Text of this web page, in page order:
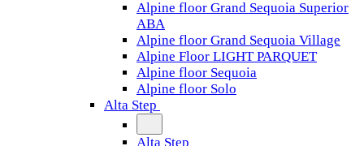
Alpine floor Grand Sequoia Superior
ABA
Alpine floor Grand Sequoia Village
Alpine Floor LIGHT PARQUET
Alpine floor Sequoia
Alpine floor Solo
Alta Step
Alta Step